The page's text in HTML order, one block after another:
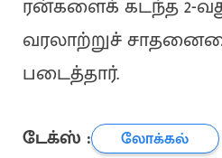
ரன்களைக் கடந்த 2-
வரலாற்றுச்
படைத்தார்.
டேக்ஸ் :
லோக்கல்